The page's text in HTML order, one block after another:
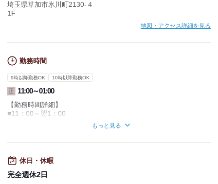
埼玉県草加市氷川町2130‐４
1F
地図・アクセス詳細を見る
勤務時間
9時以降勤務OK 10時以降勤務OK
正 11:00～01:00
【勤務時間詳細】
■11：00～翌1：00
上記時間内で早番・遅番のシフト制。
■休憩時間はしっかり60分取れます。
==============================
朝がニガテな方も安心！！
勤務は13:00スタートも可能だから、
もっと見る
休日・休暇
完全週休2日